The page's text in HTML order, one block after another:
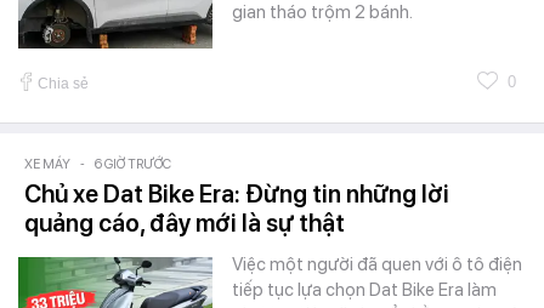
gian tháo trộm 2 bánh.
Chia sẻ 0
XE MÁY - 6 GIỜ TRƯỚC
Chủ xe Dat Bike Era: Đừng tin những lời
quảng cáo, đây mới là sự thật
Việc một người đã quen với ô tô điện
tiếp tục lựa chọn Dat Bike Era làm